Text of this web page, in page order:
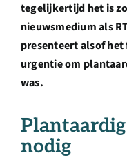
tegelijkertijd het is
nieuwsmedium als
presenteert alsof
urgentie om
was.
nodig